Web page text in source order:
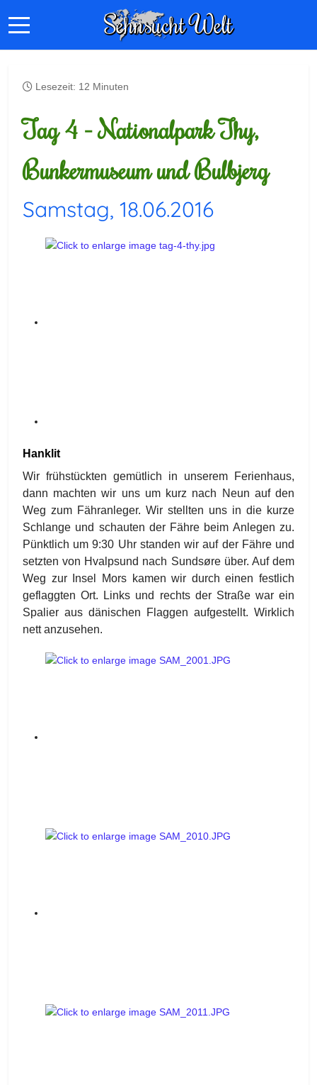
Lesezeit: 12 Minuten
Tag 4 - Nationalpark Thy,
Bunkermuseum und Bulbjerg
Samstag, 18.06.2016
Hanklit
Wir frühstückten gemütlich in unserem Ferienhaus,
dann machten wir uns um kurz nach Neun auf den
Weg zum Fähranleger. Wir stellten uns in die kurze
Schlange und schauten der Fähre beim Anlegen zu.
Pünktlich um 9:30 Uhr standen wir auf der Fähre und
setzten von Hvalpsund nach Sundsøre über. Auf dem
Weg zur Insel Mors kamen wir durch einen festlich
geflaggten Ort. Links und rechts der Straße war ein
Spalier aus dänischen Flaggen aufgestellt. Wirklich
nett anzusehen.